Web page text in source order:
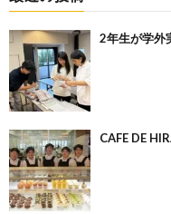
2年生が学外
CAFE DE